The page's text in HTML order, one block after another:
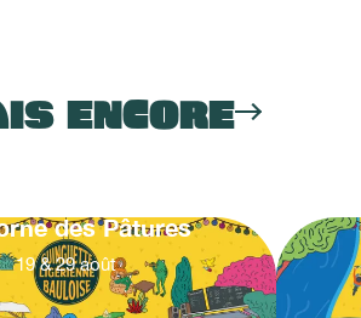
ENCORE
des Pâtures
19 & 29 août